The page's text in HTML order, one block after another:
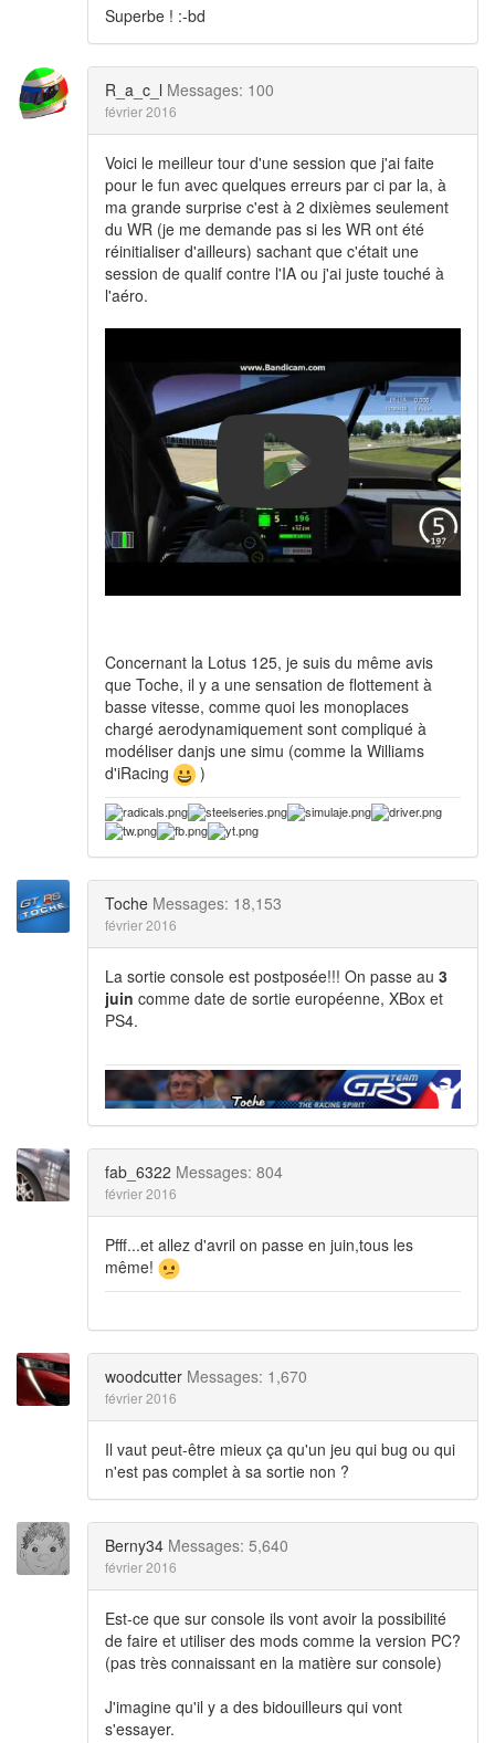
Superbe ! :-bd
R_a_c_l Messages: 100
février 2016
Voici le meilleur tour d'une session que j'ai faite
pour le fun avec quelques erreurs par ci par la, à
ma grande surprise c'est à 2 dixièmes seulement
du WR (je me demande pas si les WR ont été
réinitialiser d'ailleurs) sachant que c'était une
session de qualif contre l'IA ou j'ai juste touché à
l'aéro.
Concernant la Lotus 125, je suis du même avis
que Toche, il y a une sensation de flottement à
basse vitesse, comme quoi les monoplaces
chargé aerodynamiquement sont compliqué à
modéliser danjs une simu (comme la Williams
d'iRacing
)
Toche Messages: 18,153
février 2016
La sortie console est postposée!!! On passe au 3
juin comme date de sortie européenne, XBox et
PS4.
fab_6322 Messages: 804
février 2016
Pfff...et allez d'avril on passe en juin,tous les
même!
woodcutter Messages: 1,670
février 2016
Il vaut peut-être mieux ça qu'un jeu qui bug ou qui
n'est pas complet à sa sortie non ?
Berny34 Messages: 5,640
février 2016
Est-ce que sur console ils vont avoir la possibilité
de faire et utiliser des mods comme la version PC?
(pas très connaissant en la matière sur console)
J'imagine qu'il y a des bidouilleurs qui vont
s'essayer.